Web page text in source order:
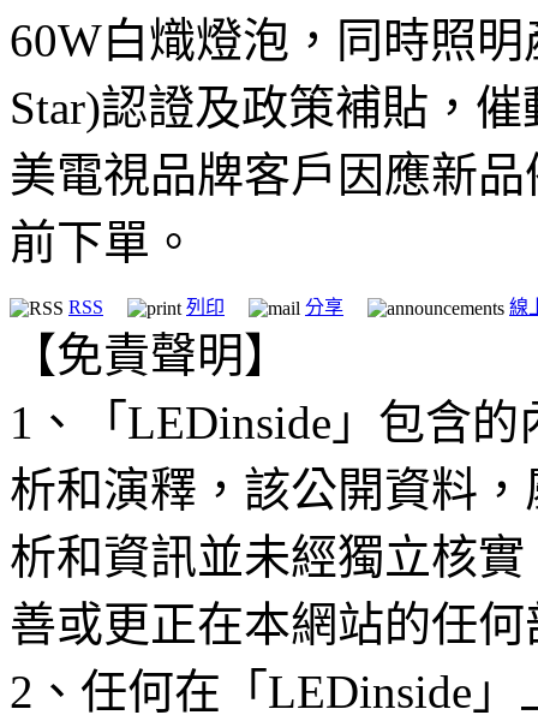
60W白熾燈泡，同時照
Star)認證及政策補貼，
美電視品牌客戶因應新
前下單。
RSS 列印 分享 線
【免責聲明】
1、「LEDinside」包含
析和演釋，該公開資料
析和資訊並未經獨立核
善或更正在本網站的任
2、任何在「LEDinside